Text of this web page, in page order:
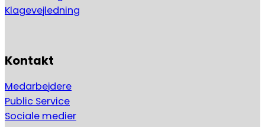
Klagevejledning
Kontakt
Medarbejdere
Public Service
Sociale medier